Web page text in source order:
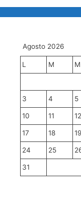
Agosto 2026
L M M
3 4 5
10 11 12
17 18 19
24 25
31